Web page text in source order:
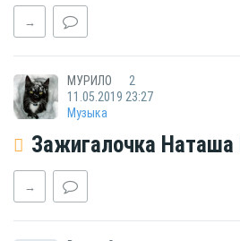
→
МУРИЛО
2
11.05.2019 23:27
Музыка
Зажигалочка Наташа
→